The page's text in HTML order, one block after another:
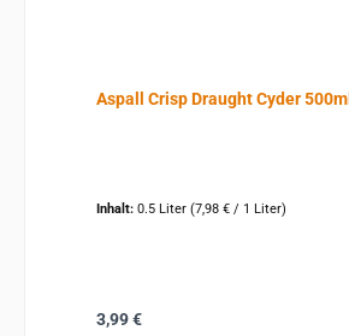
Aspall Crisp Draught Cyder 500ml
Inhalt: 0.5 Liter (7,98 € / 1 Liter)
Regulärer Preis:
3,99 €